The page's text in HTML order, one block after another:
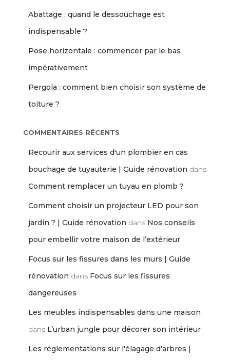
Abattage : quand le dessouchage est
indispensable ?
Pose horizontale : commencer par le bas
impérativement
Pergola : comment bien choisir son système de
toiture ?
COMMENTAIRES RÉCENTS
Recourir aux services d'un plombier en cas
bouchage de tuyauterie | Guide rénovation dans
Comment remplacer un tuyau en plomb ?
Comment choisir un projecteur LED pour son
jardin ? | Guide rénovation dans Nos conseils
pour embellir votre maison de l’extérieur
Focus sur les fissures dans les murs | Guide
rénovation dans Focus sur les fissures
dangereuses
Les meubles indispensables dans une maison
dans L’urban jungle pour décorer son intérieur
Les réglementations sur l'élagage d'arbres |